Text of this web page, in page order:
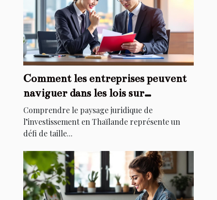
Comment les entreprises peuvent
naviguer dans les lois sur
l'investissement en Thaïlande ?
Comprendre le paysage juridique de
l’investissement en Thaïlande représente un
défi de taille...